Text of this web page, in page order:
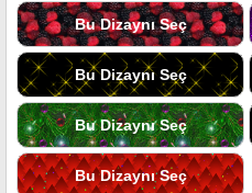
Bu Dizaynı Seç
Bu Dizaynı Seç
Bu Dizaynı Seç
Bu Dizaynı Seç